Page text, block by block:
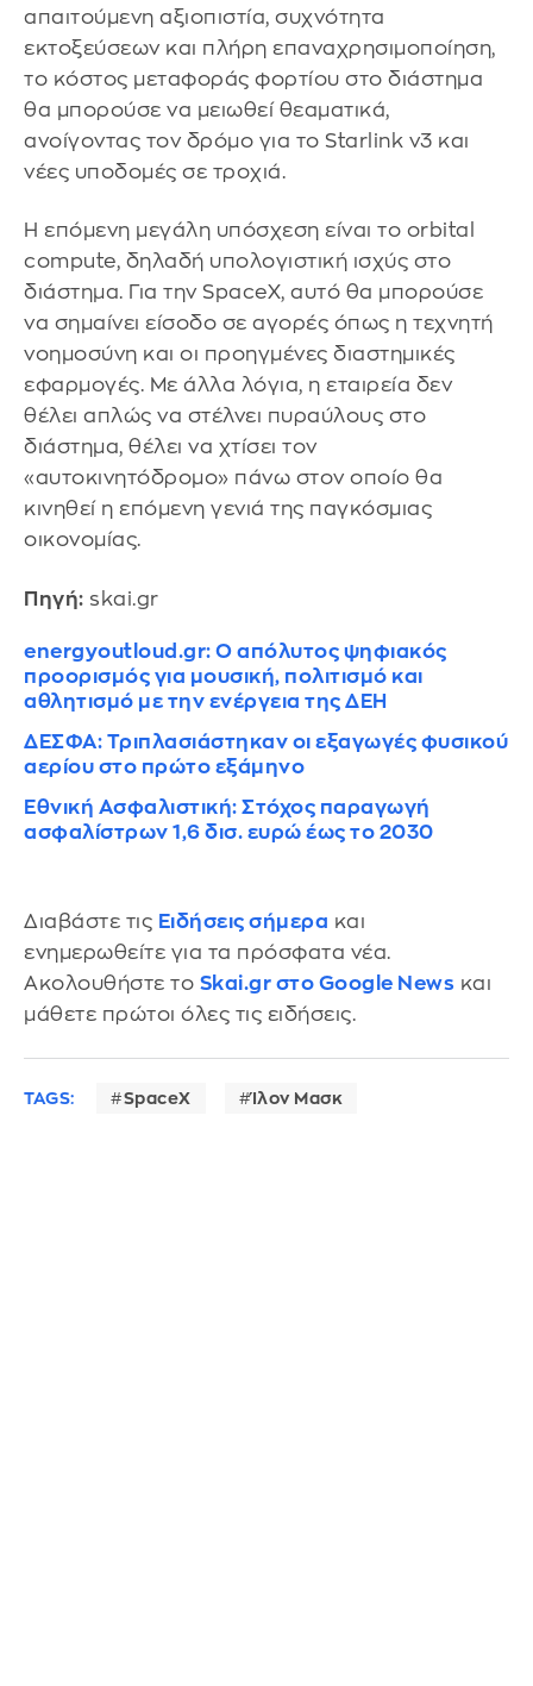
απαιτούμενη αξιοπιστία, συχνότητα
εκτοξεύσεων και πλήρη επαναχρησιμοποίηση,
το κόστος μεταφοράς φορτίου στο διάστημα
θα μπορούσε να μειωθεί θεαματικά,
ανοίγοντας τον δρόμο για το Starlink v3 και
νέες υποδομές σε τροχιά.
Η επόμενη μεγάλη υπόσχεση είναι το orbital
compute, δηλαδή υπολογιστική ισχύς στο
διάστημα. Για την SpaceX, αυτό θα μπορούσε
να σημαίνει είσοδο σε αγορές όπως η τεχνητή
νοημοσύνη και οι προηγμένες διαστημικές
εφαρμογές. Με άλλα λόγια, η εταιρεία δεν
θέλει απλώς να στέλνει πυραύλους στο
διάστημα, θέλει να χτίσει τον
«αυτοκινητόδρομο» πάνω στον οποίο θα
κινηθεί η επόμενη γενιά της παγκόσμιας
οικονομίας.
Πηγή: skai.gr
energyoutloud.gr: Ο απόλυτος ψηφιακός
προορισμός για μουσική, πολιτισμό και
αθλητισμό με την ενέργεια της ΔΕΗ
ΔΕΣΦΑ: Τριπλασιάστηκαν οι εξαγωγές φυσικού
αερίου στο πρώτο εξάμηνο
Εθνική Ασφαλιστική: Στόχος παραγωγή
ασφαλίστρων 1,6 δισ. ευρώ έως το 2030
Διαβάστε τις Ειδήσεις σήμερα και
ενημερωθείτε για τα πρόσφατα νέα.
Ακολουθήστε το Skai.gr στο Google News και
μάθετε πρώτοι όλες τις ειδήσεις.
TAGS: SpaceX Ίλον Μασκ